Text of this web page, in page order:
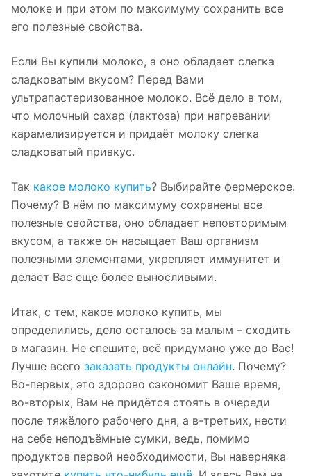
молоке и при этом по максимуму сохранить все
его полезные свойства.
Если Вы купили молоко, а оно обладает слегка
сладковатым вкусом? Перед Вами
ультрапастеризованное молоко. Всё дело в том,
что молочный сахар (лактоза) при нагревании
карамелизируется и придаёт молоку слегка
сладковатый привкус.
Так какое молоко купить? Выбирайте фермерское.
Почему? В нём по максимуму сохранены все
полезные свойства, оно обладает неповторимым
вкусом, а также он насыщает Ваш организм
полезными элементами, укрепляет иммунитет и
делает Вас еще более выносливыми.
Итак, с тем, какое молоко купить, мы
определились, дело осталось за малым – сходить
в магазин. Не спешите, всё придумано уже до Вас!
Лучше всего заказать продукты онлайн. Почему?
Во-первых, это здорово сэкономит Ваше время,
во-вторых, Вам не придётся стоять в очереди
после тяжёлого рабочего дня, а в-третьих, нести
на себе неподъёмные сумки, ведь, помимо
продуктов первой необходимости, Вы наверняка